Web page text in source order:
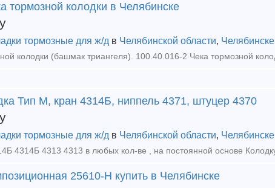
тормозной колодки в Челябинске
тормозные для ж/д в Челябинской области, Челябинске
Тип М, кран 4314Б, ниппель 4371, штуцер 4370
тормозные для ж/д в Челябинской области, Челябинске
25610-Н купить в Челябинске